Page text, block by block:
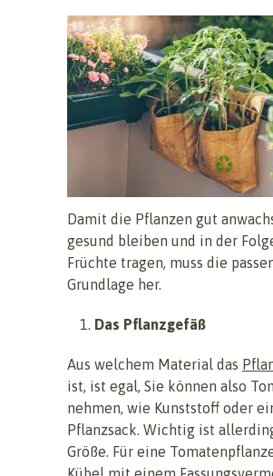
Damit die Pflanzen gut
gesund bleiben und in der
Früchte tragen, muss die
Grundlage her.
Das Pflanzgefäß
Aus welchem Material das
ist, ist egal, Sie können also
nehmen, wie Kunststoff oder
Pflanzsack. Wichtig ist
Größe. Für eine